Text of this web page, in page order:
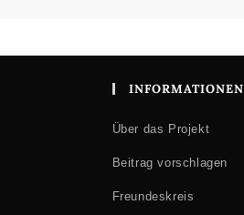
INFORMATIONEN
Über das Projekt
Beitrag vorschlagen
Freundeskreis